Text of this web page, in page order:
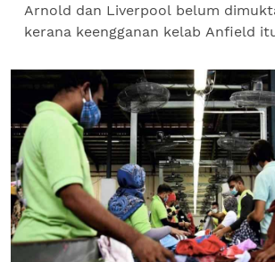
Arnold dan Liverpool belum
kerana keengganan kelab Anfield
kanan itu, menurut satu...